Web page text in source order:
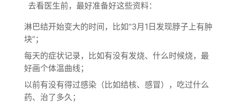
去看医生前，最好准备好这些资料：
淋巴结开始变大的时间，比如“3月1日发现脖子上有肿
块”；
每天的症状记录，比如有没有发烧、什么时候烧，最
好画个体温曲线；
以前有没有得过感染（比如结核、感冒），吃过什么
药、治了多久；